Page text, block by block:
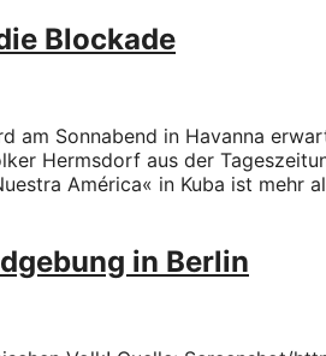
Blockade
am Sonnabend in Havanna
Hermsdorf aus der
América« in Kuba ist mehr
in Berlin